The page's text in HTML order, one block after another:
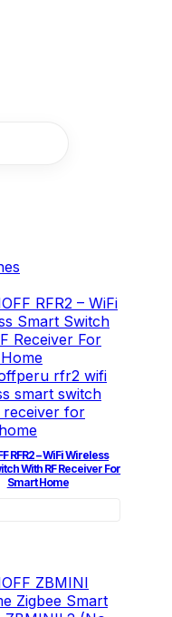
RFR2 – WiFi Wireless
With RF Receiver For
Smart Home